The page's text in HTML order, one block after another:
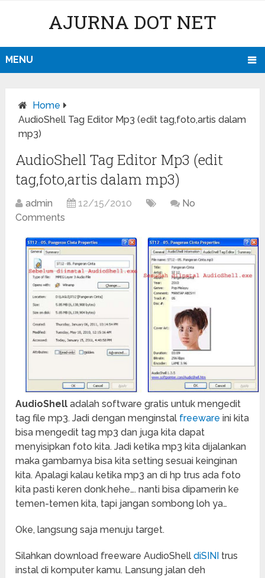
AJURNA DOT NET
MENU
Home
AudioShell Tag Editor Mp3 (edit tag,foto,artis dalam
mp3)
AudioShell Tag Editor Mp3 (edit
tag,foto,artis dalam mp3)
admin 12/15/2010
No
Comments
AudioShelladalah software gratis untuk mengedit
tag file mp3. Jadi dengan menginstal freeware ini kita
bisa mengedit tag mp3 dan juga kita dapat
menyisipkan foto kita. Jadi ketika mp3 kita dijalankan
maka gambarnya bisa kita setting sesuai keinginan
kita. Apalagi kalau ketika mp3 an di hp trus ada foto
kita pasti keren donk.hehe…. nanti bisa dipamerin ke
temen-temen kita, tapi jangan sombong loh ya…
Oke, langsung saja menuju target.
Silahkan download freeware AudioShelldiSINI trus
instal di komputer kamu. Lansung jalan deh